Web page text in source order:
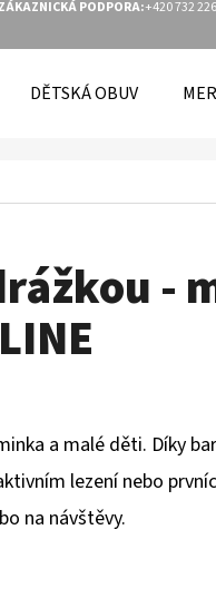
ZÁKAZNICKÁ PODPORA:+420 732
DĚTSKÁ OBUV
-
a malé děti. Díky
lezení nebo
na návštěvy.